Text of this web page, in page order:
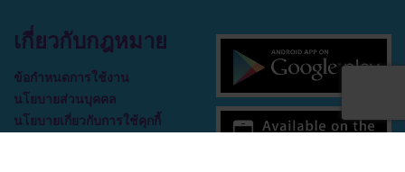
เกี่ยวกับกฎหมาย
ข้อกำหนดการใช้งาน
นโยบายส่วนบุคคล
นโยบายเกี่ยวกับการใช้คุกกี้